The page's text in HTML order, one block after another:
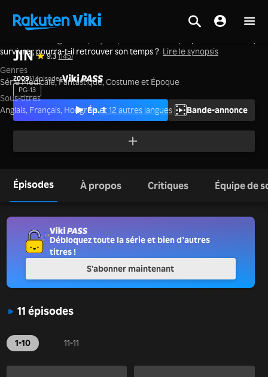
JIN 9.3 (145)
200911 épisodes
PG-13
Ép. 1 Bande-annonce
survivre ; pourra-t-il retrouver son temps ? Lire le synopsis
Genres
Série Médicale,Fantastique, Costume et Époque
Sous-titres
Anglais, Français, Hongroiset 12 autres langues
Épisodes À propos Critiques Équipe de
11 épisodes
1-10 11-11
Débloquez toute la série et bien d’autres
titres !
S'abonner maintenant